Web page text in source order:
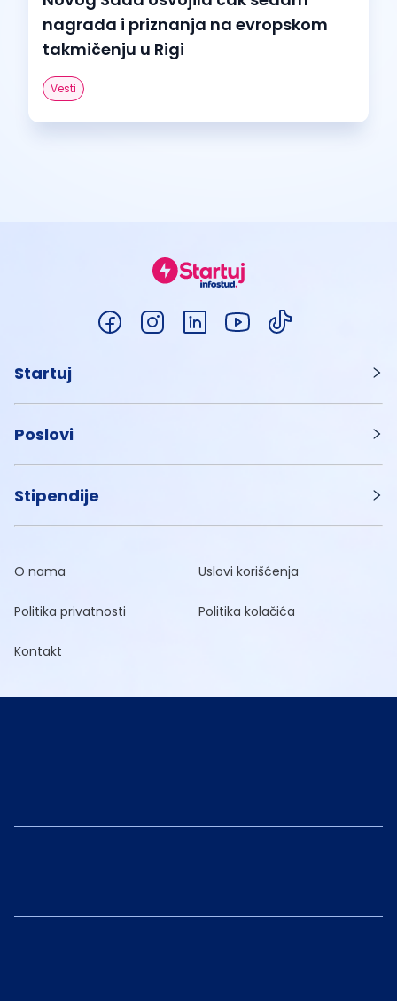
nagrada i priznanja na evropskom
takmičenju u Rigi
Vesti
Startuj
Poslovi
Stipendije
O nama Uslovi korišćenja
Politika privatnosti Politika kolačića
Kontakt